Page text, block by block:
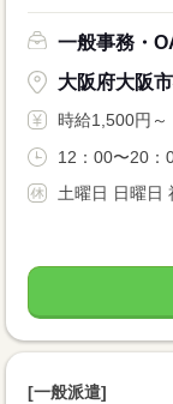
一般事務・
大阪府大阪
時給1,500円～
12：00〜20：
土曜日 日曜日
[一般派遣]